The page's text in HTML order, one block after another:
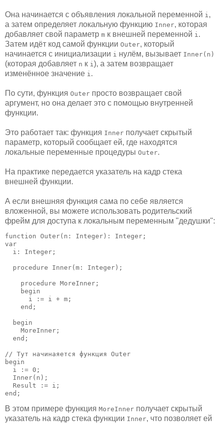
Она начинается с объявления локальной переменной i,
а затем определяет локальную функцию Inner, которая
добавляет свой параметр m к внешней переменной i.
Затем идёт код самой функции Outer, который
начинается с инициализации i нулём, вызывает Inner(n)
(которая добавляет n к i), а затем возвращает
изменённое значение i.
По сути, функция Outer просто возвращает свой
аргумент, но она делает это с помощью внутренней
функции.
Это работает так: функция Inner получает скрытый
параметр, который сообщает ей, где находятся
локальные переменные процедуры Outer.
На практике передается указатель на кадр стека
внешней функции.
А если внешняя функция сама по себе является
вложенной, вы можете использовать родительский
фрейм для доступа к локальным переменным "дедушки":
function Outer(n: Integer): Integer;
var
  i: Integer;
  procedure Inner(m: Integer);
    procedure MoreInner;
    begin
      i := i + m;
    end;
  begin
    MoreInner;
  end;
// Тут начинаяется функция Outer
begin
  i := 0;
  Inner(n);
  Result := i;
end;
В этом примере функция MoreInner получает скрытый
указатель на кадр стека функции Inner, что позволяет ей